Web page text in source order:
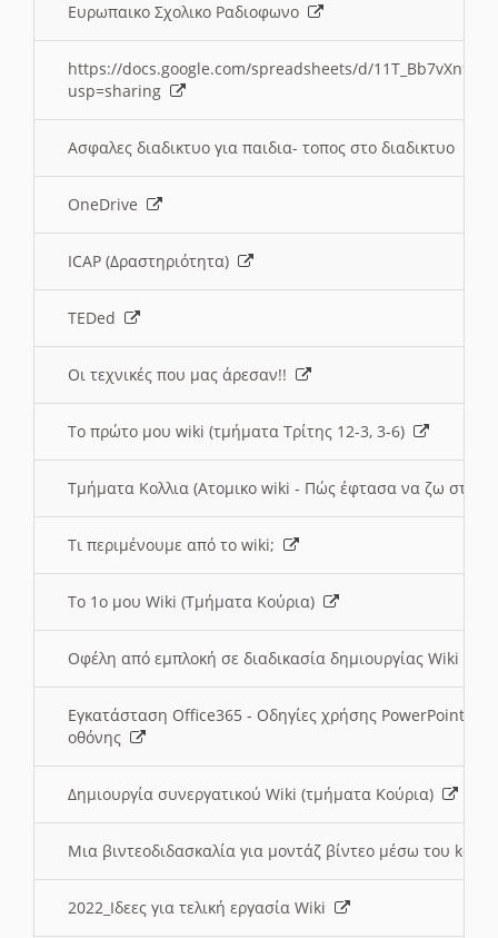
Ευρωπαικο Σχολικο Ραδιοφωνο
https://docs.google.com/spreadsheets/d/
usp=sharing
Ασφαλες διαδικτυο για παιδια- τοπος στο διαδικτυο
OneDrive
ICAP (Δραστηριότητα)
TEDed
Οι τεχνικές που μας άρεσαν!!
Το πρώτο μου wiki (τμήματα Τρίτης 12-3, 3-6)
Τμήματα Κολλια (Ατομικο wiki - Πώς έφτασα να ζω στην
Τι περιμένουμε από το wiki;
Το 1ο μου Wiki (Τμήματα Κούρια)
Οφέλη από εμπλοκή σε διαδικασία δημιουργίας Wiki
Εγκατάσταση Office365 - Οδηγίες χρήσης PowerPoint
οθόνης
Δημιουργία συνεργατικού Wiki (τμήματα Κούρια)
Μια βιντεοδιδασκαλία για μοντάζ βίντεο μέσω του
2022_Ιδεες για τελική εργασία Wiki